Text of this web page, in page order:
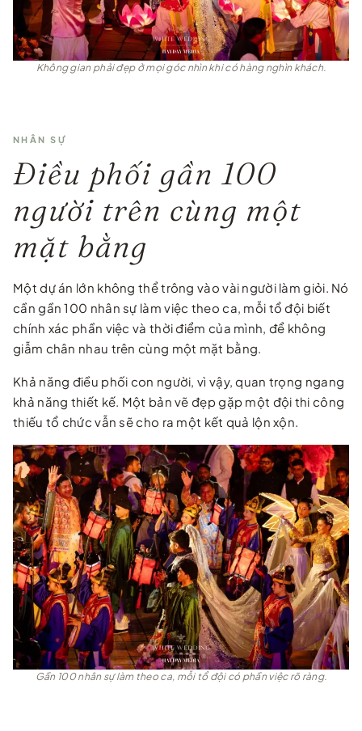
Không gian phải đẹp ở mọi góc nhìn khi có hàng nghìn khách.
NHÂN SỰ
Điều phối gần 100
người trên cùng một
mặt bằng
Một dự án lớn không thể trông vào vài người làm giỏi. Nó
cần gần 100 nhân sự làm việc theo ca, mỗi tổ đội biết
chính xác phần việc và thời điểm của mình, để không
giẫm chân nhau trên cùng một mặt bằng.
Khả năng điều phối con người, vì vậy, quan trọng ngang
khả năng thiết kế. Một bản vẽ đẹp gặp một đội thi công
thiếu tổ chức vẫn sẽ cho ra một kết quả lộn xộn.
Gần 100 nhân sự làm theo ca, mỗi tổ đội có phần việc rõ ràng.